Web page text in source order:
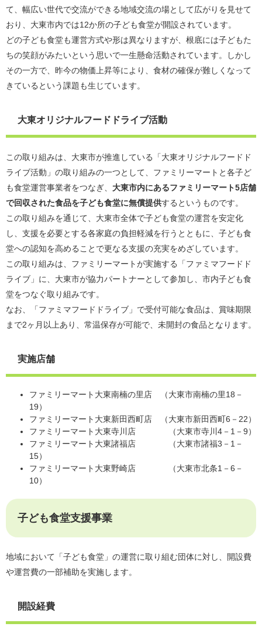
て、幅広い世代で交流ができる地域交流の場として広がりを見せて
おり、大東市内では12か所の子ども食堂が開設されています。
どの子ども食堂も運営方式や形は異なりますが、根底には子どもた
ちの笑顔がみたいという思いで一生懸命活動されています。しかし
その一方で、昨今の物価上昇等により、食材の確保が難しくなって
きているという課題も生じています。
大東オリジナルフードドライブ活動
この取り組みは、大東市が推進している「大東オリジナルフードド
ライブ活動」の取り組みの一つとして、ファミリーマートと各子ど
も食堂運営事業者をつなぎ、 大東市内にあるファミリーマート5店舗
で回収された食品を子ども食堂に無償提供するというものです。
この取り組みを通じて、大東市全体で子ども食堂の運営を安定化
し、支援を必要とする各家庭の負担軽減を行うとともに、子ども食
堂への認知を高めることで更なる支援の充実をめざしています。
この取り組みは、ファミリーマートが実施する「ファミマフードド
ライブ」に、大東市が協力パートナーとして参加し、市内子ども食
堂をつなぐ取り組みです。
なお、「ファミマフードドライブ」で受付可能な食品は、賞味期限
まで2ヶ月以上あり、常温保存が可能で、未開封の食品となります。
実施店舗
ファミリーマート大東南楠の里店 （大東市南楠の里18－
19）
ファミリーマート大東新田西町店 （大東市新田西町6－22）
ファミリーマート大東寺川店 （大東市寺川4－1－9）
ファミリーマート大東諸福店 （大東市諸福3－1－
15）
ファミリーマート大東野崎店 （大東市北条1－6－
10）
子ども食堂支援事業
地域において「子ども食堂」の運営に取り組む団体に対し、開設費
や運営費の一部補助を実施します。
開設経費